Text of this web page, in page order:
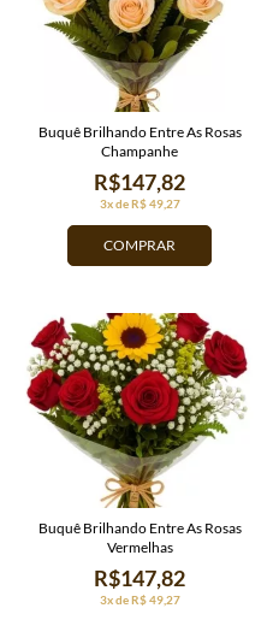
COMPRAR
3x de R$ 49,27
R$147,82
Buquê Brilhando Entre As Rosas
Champanhe
3x de R$ 49,27
R$147,82
Buquê Brilhando Entre As Rosas
Vermelhas